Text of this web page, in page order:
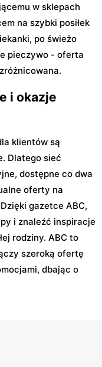
w sklepach
na szybki posiłek
po świeżo
pieczywo - oferta
i okazje
klientów są
Dlatego sieć
dostępne co dwa
oferty na
gazetce ABC,
i znaleźć inspiracje
rodziny. ABC to
szeroką ofertę
dbając o